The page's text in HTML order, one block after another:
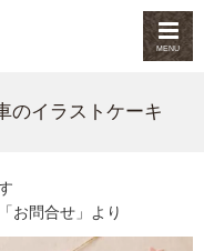
MENU
のイラストケーキ
お問合せ」より